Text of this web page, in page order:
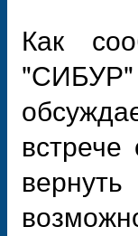
Как
"СИБУР"